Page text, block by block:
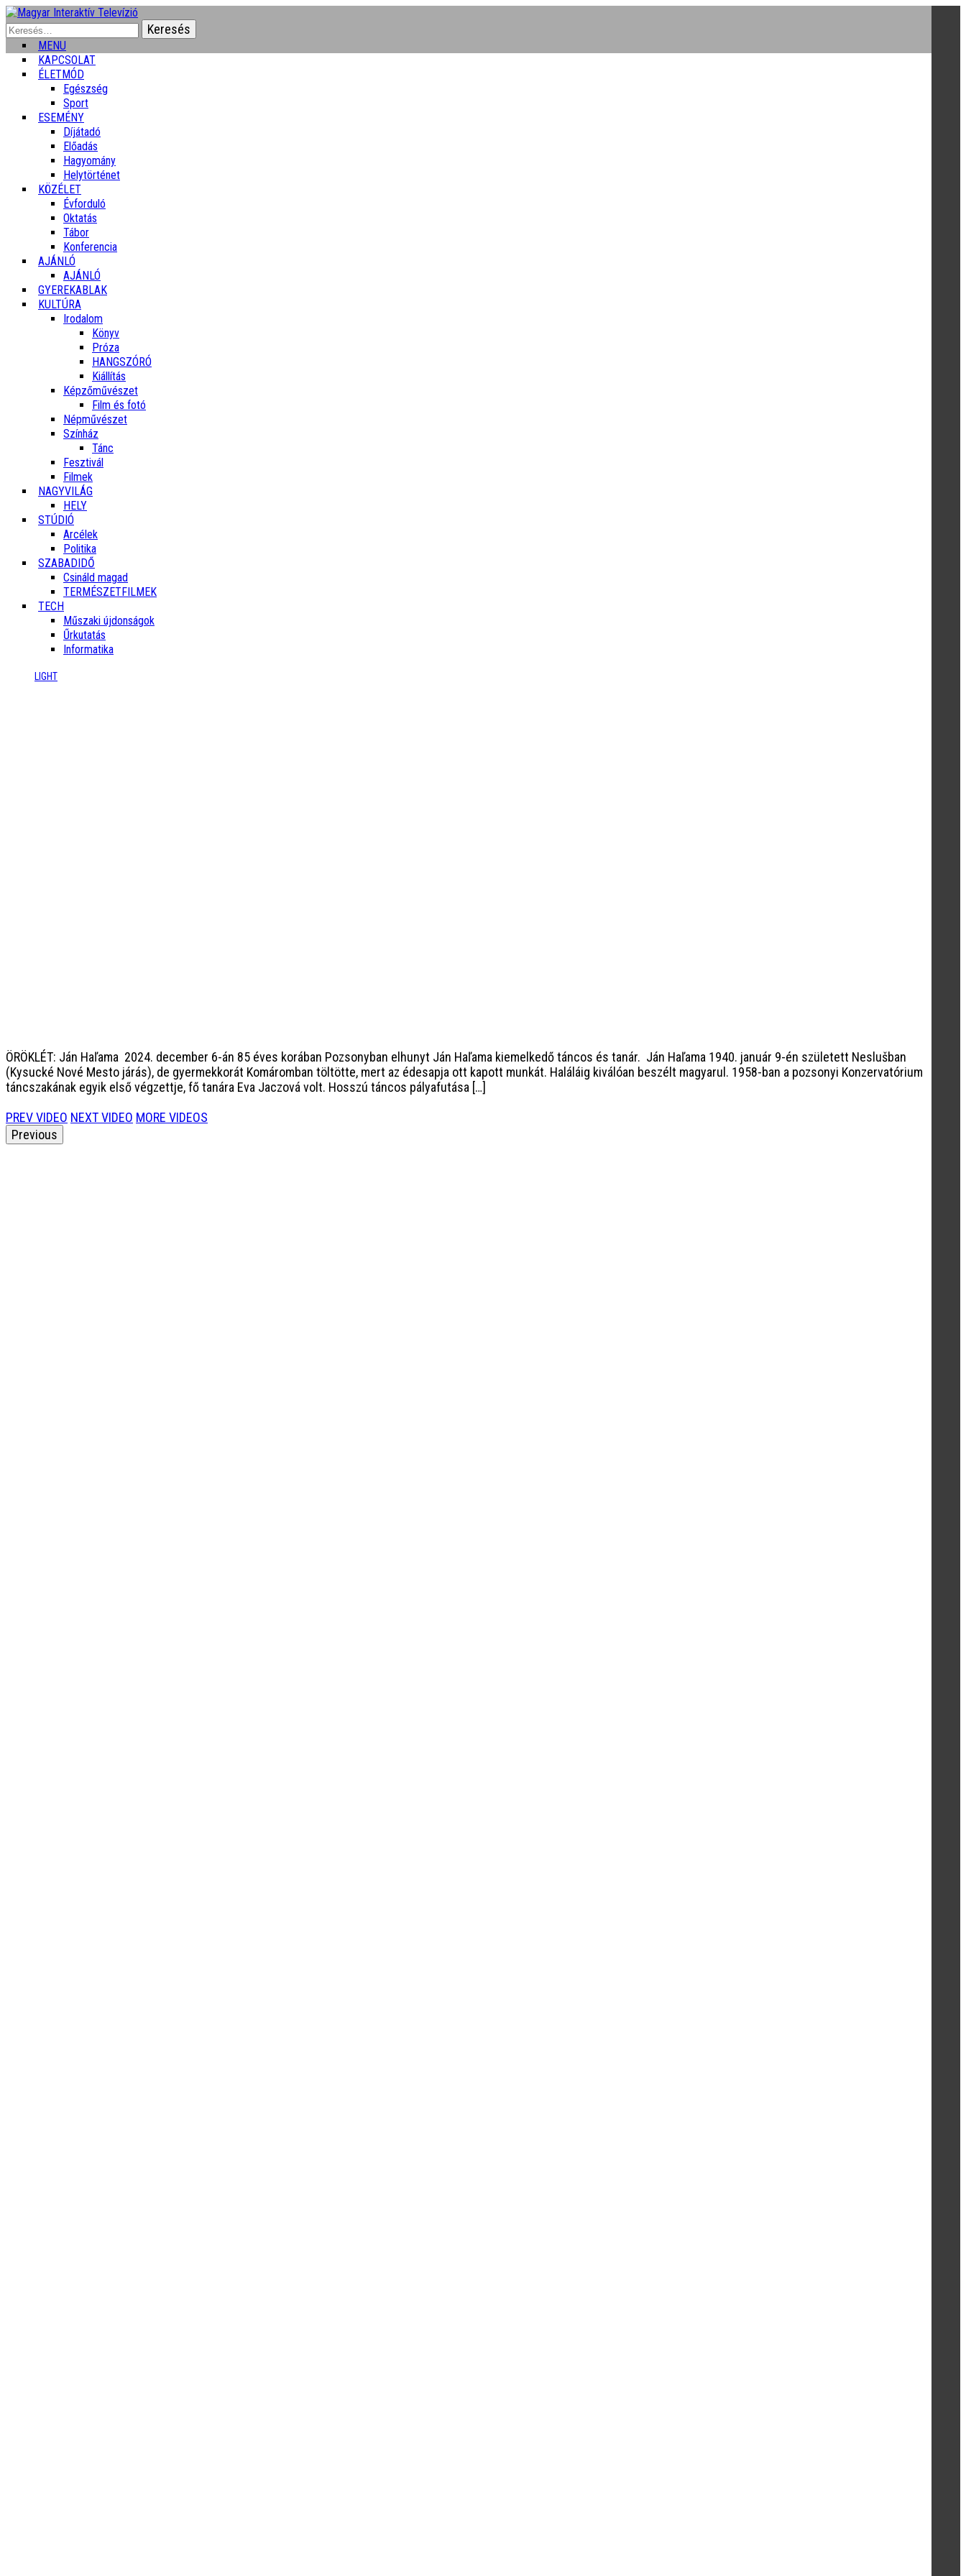
Keresés:
MENU
KAPCSOLAT
ÉLETMÓD
Egészség
Sport
ESEMÉNY
Díjátadó
Előadás
Hagyomány
Helytörténet
KÖZÉLET
Évforduló
Oktatás
Tábor
Konferencia
AJÁNLÓ
AJÁNLÓ
GYEREKABLAK
KULTÚRA
Irodalom
Könyv
Próza
HANGSZÓRÓ
Kiállítás
Képzőművészet
Film és fotó
Népművészet
Színház
Tánc
Fesztivál
Filmek
NAGYVILÁG
HELY
STÚDIÓ
Arcélek
Politika
SZABADIDŐ
Csináld magad
TERMÉSZETFILMEK
TECH
Műszaki újdonságok
Űrkutatás
Informatika
LIGHT
ÖRÖKLÉT: Ján Haľama 2024. december 6-án 85 éves korában Pozsonyban elhunyt Ján Haľama kiemelkedő táncos és tanár. Ján Haľama 1940. január 9-én született Neslušban
(Kysucké Nové Mesto járás), de gyermekkorát Komáromban töltötte, mert az édesapja ott kapott munkát. Haláláig kiválóan beszélt magyarul. 1958-ban a pozsonyi Konzervatórium
táncszakának egyik első végzettje, fő tanára Eva Jaczová volt. Hosszú táncos pályafutása […]
PREV VIDEO NEXT VIDEO MORE VIDEOS
Previous